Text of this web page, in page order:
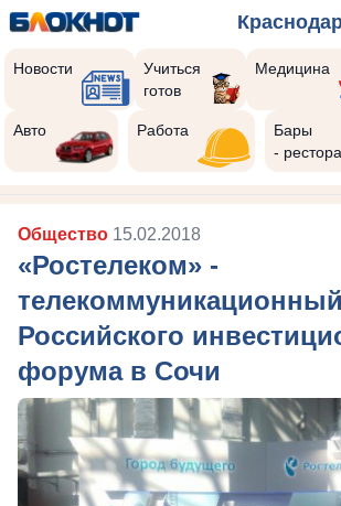
Новости
Учиться
готов
Медицина
Авто Работа
Бары
-
Общество 15.02.2018
«Ростелеком» -
Российского
форума в Сочи